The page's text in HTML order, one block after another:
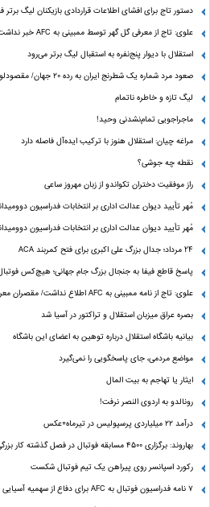
دستور تاج برای افشای اطلاعات قراردادی بازیکنان لیگ برتر
علوی: تاج از معرفی گل گهر توسط ممبینی به AFC خبر نداشت
استقلال با دیوار پنج‌نفره به استقبال لیگ برتر می‌رود
صعود مرد شماره یک شطرنج ایران به رده ۲۰ جهان/ مقصودلو در رده ۳۰
لیگ تازه و خاطره ناتمام
ماجراجویی تمام‌نشدنی وحید!
مراغه چیان: استقلال هنوز با ترکیب ایده‌آل فاصله دارد
نقطه چه جوشی؟
راز موفقیت دختران تکواندو از زبان مهروز ساعی
مُهر تأیید دیوان عدالت اداری بر انتخابات فدراسیون
مُهر تأیید دیوان عدالت اداری بر انتخابات فدراسیون
24 مرداد؛ جدال بزرگ علی‌ اکبری برای فتح کمربند ACA
پاسخ قاطع فیفا به جنجال بزرگ جام جهانی؛ هیچ‌کس
علوی: تاج از نامه ممبینی به AFC اطلاع نداشت/ مقصران معرفی می‌شوند
بصره عراق میزبان استقلال و تراکتور در آسیا شد
بیانیه باشگاه استقلال درباره توهین به اعضای این باشگاه
مواضع مردمی، جای پاسخگویی را نمی‌گیرد
ایثار یا تهاجم به بیت المال
رونالدو به اردوی النصر نرفت!
درآمد ۲۲ میلیاردی پرسپولیس در تیرماه+عکس
بهاروند: برگزاری ۴۵۰۰ مسابقه فوتبال در فصل گذشته کار بزرگی بود
رکورد اسپانسر روی پیراهن یک تیم فوتبال شکست
۷ نامه فدراسیون فوتبال به AFC برای دفاع از سهمیه آسیایی چادرملو